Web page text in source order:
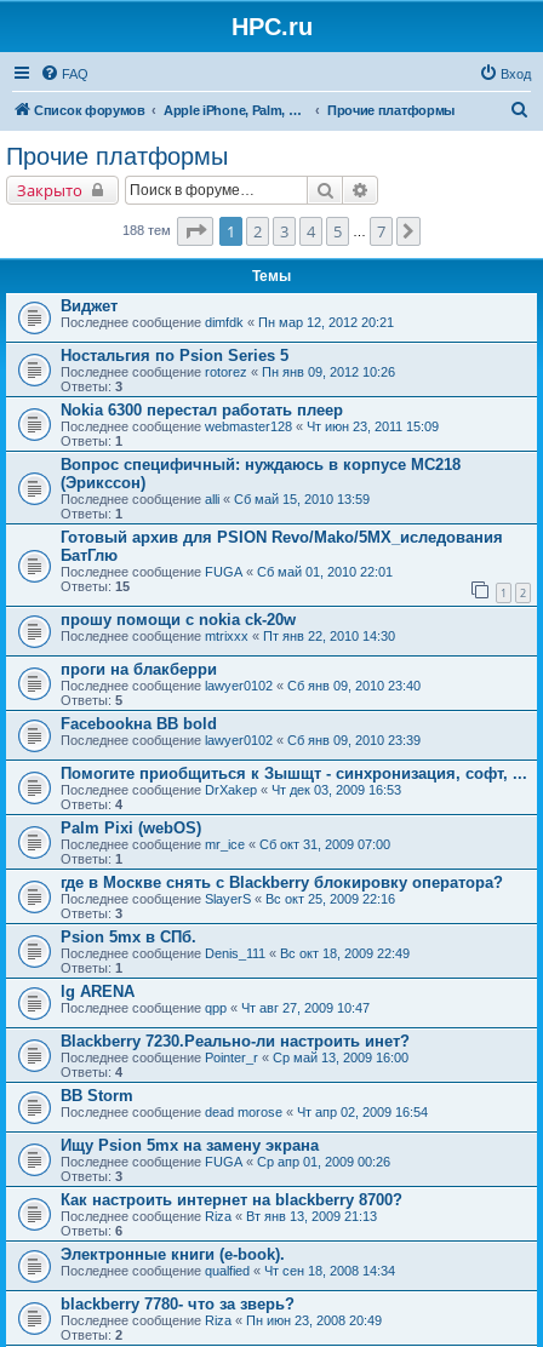
HPC.ru
FAQ Вход
Список форумов Apple iPhone, Palm, Symbian, Linux и прочие Прочие платформы
Прочие платформы
Закрыто Поиск
188 тем Страница1 из
1 2 3 4 5 7
Темы
Виджет
Последнее сообщение dimfdk « Пн мар 12, 2012 20:21
Ностальгия по Psion Series 5
Последнее сообщение rotorez « Пн янв 09, 2012 10:26
Ответы: 3
Nokia 6300 перестал работать плеер
Последнее сообщение webmaster128 « Чт июн 23, 2011 15:09
Ответы: 1
Вопрос специфичный: нуждаюсь в корпусе МС218
(Эрикссон)
Последнее сообщение alli « Сб май 15, 2010 13:59
Ответы: 1
Готовый архив для PSION Revo/Mako/5MX_иследования
БатГлю
Последнее сообщение FUGA « Сб май 01, 2010 22:01
Ответы: 15 1 2
прошу помощи с nokia ck-20w
Последнее сообщение mtrixxx « Пт янв 22, 2010 14:30
проги на блакберри
Последнее сообщение lawyer0102 « Сб янв 09, 2010 23:40
Ответы: 5
Facebookна BB bold
Последнее сообщение lawyer0102 « Сб янв 09, 2010 23:39
Помогите приобщиться к Зышщт - синхронизация, софт, ...
Последнее сообщение DrXakep « Чт дек 03, 2009 16:53
Ответы: 4
Palm Pixi (webOS)
Последнее сообщение mr_ice « Сб окт 31, 2009 07:00
Ответы: 1
где в Москве снять с Blackberry блокировку оператора?
Последнее сообщение SlayerS « Вс окт 25, 2009 22:16
Ответы: 3
Psion 5mx в СПб.
Последнее сообщение Denis_111 « Вс окт 18, 2009 22:49
Ответы: 1
lg ARENA
Последнее сообщение qpp « Чт авг 27, 2009 10:47
Blackberry 7230.Реально-ли настроить инет?
Последнее сообщение Pointer_r « Ср май 13, 2009 16:00
Ответы: 4
BB Storm
Последнее сообщение dead morose « Чт апр 02, 2009 16:54
Ищу Psion 5mx на замену экрана
Последнее сообщение FUGA « Ср апр 01, 2009 00:26
Ответы: 3
Как настроить интернет на blackberry 8700?
Последнее сообщение Riza « Вт янв 13, 2009 21:13
Ответы: 6
Электронные книги (e-book).
Последнее сообщение qualfied « Чт сен 18, 2008 14:34
blackberry 7780- что за зверь?
Последнее сообщение Riza « Пн июн 23, 2008 20:49
Ответы: 2